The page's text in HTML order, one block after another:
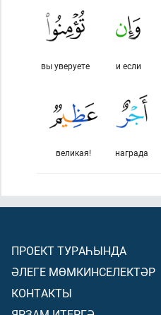
и если
вы уверуете
награда
великая!
ПРОЕКТ ТУРАҺЫНДА
ӘЛЕГЕ МӨМКИНСЕЛЕКТӘР
КОНТАКТЫ